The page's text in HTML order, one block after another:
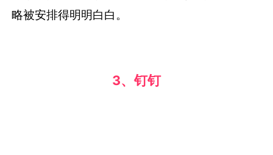
略被安排得明明白白。
3、钉钉